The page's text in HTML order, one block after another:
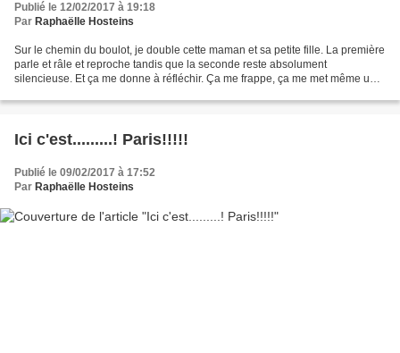
Publié le 12/02/2017 à 19:18
Par Raphaëlle Hosteins
Sur le chemin du boulot, je double cette maman et sa petite fille. La première
parle et râle et reproche tandis que la seconde reste absolument
silencieuse. Et ça me donne à réfléchir. Ça me frappe, ça me met même une
Ici c'est.........! Paris!!!!!
Publié le 09/02/2017 à 17:52
Par Raphaëlle Hosteins